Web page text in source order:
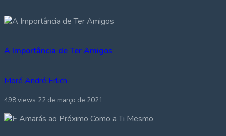
A Importância de Ter Amigos
Moré André Erlich
498 views 22 de março de 2021